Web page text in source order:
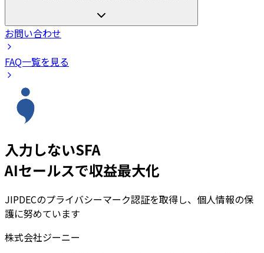
お問い合わせ
FAQ一覧を見る
入力しないSFA
AIセールスで収益最大化
JIPDECのプライバシーマーク認証を取得し、個人情報の保
護に努めています
株式会社ジーニー